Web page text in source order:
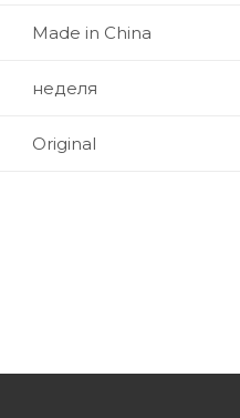
Made in China
неделя
Original